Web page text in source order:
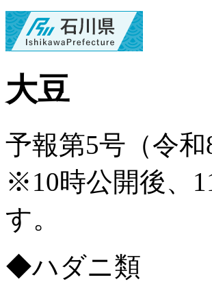
大豆
予報第5号（令
※10時公開後、
す。
◆ハダニ類